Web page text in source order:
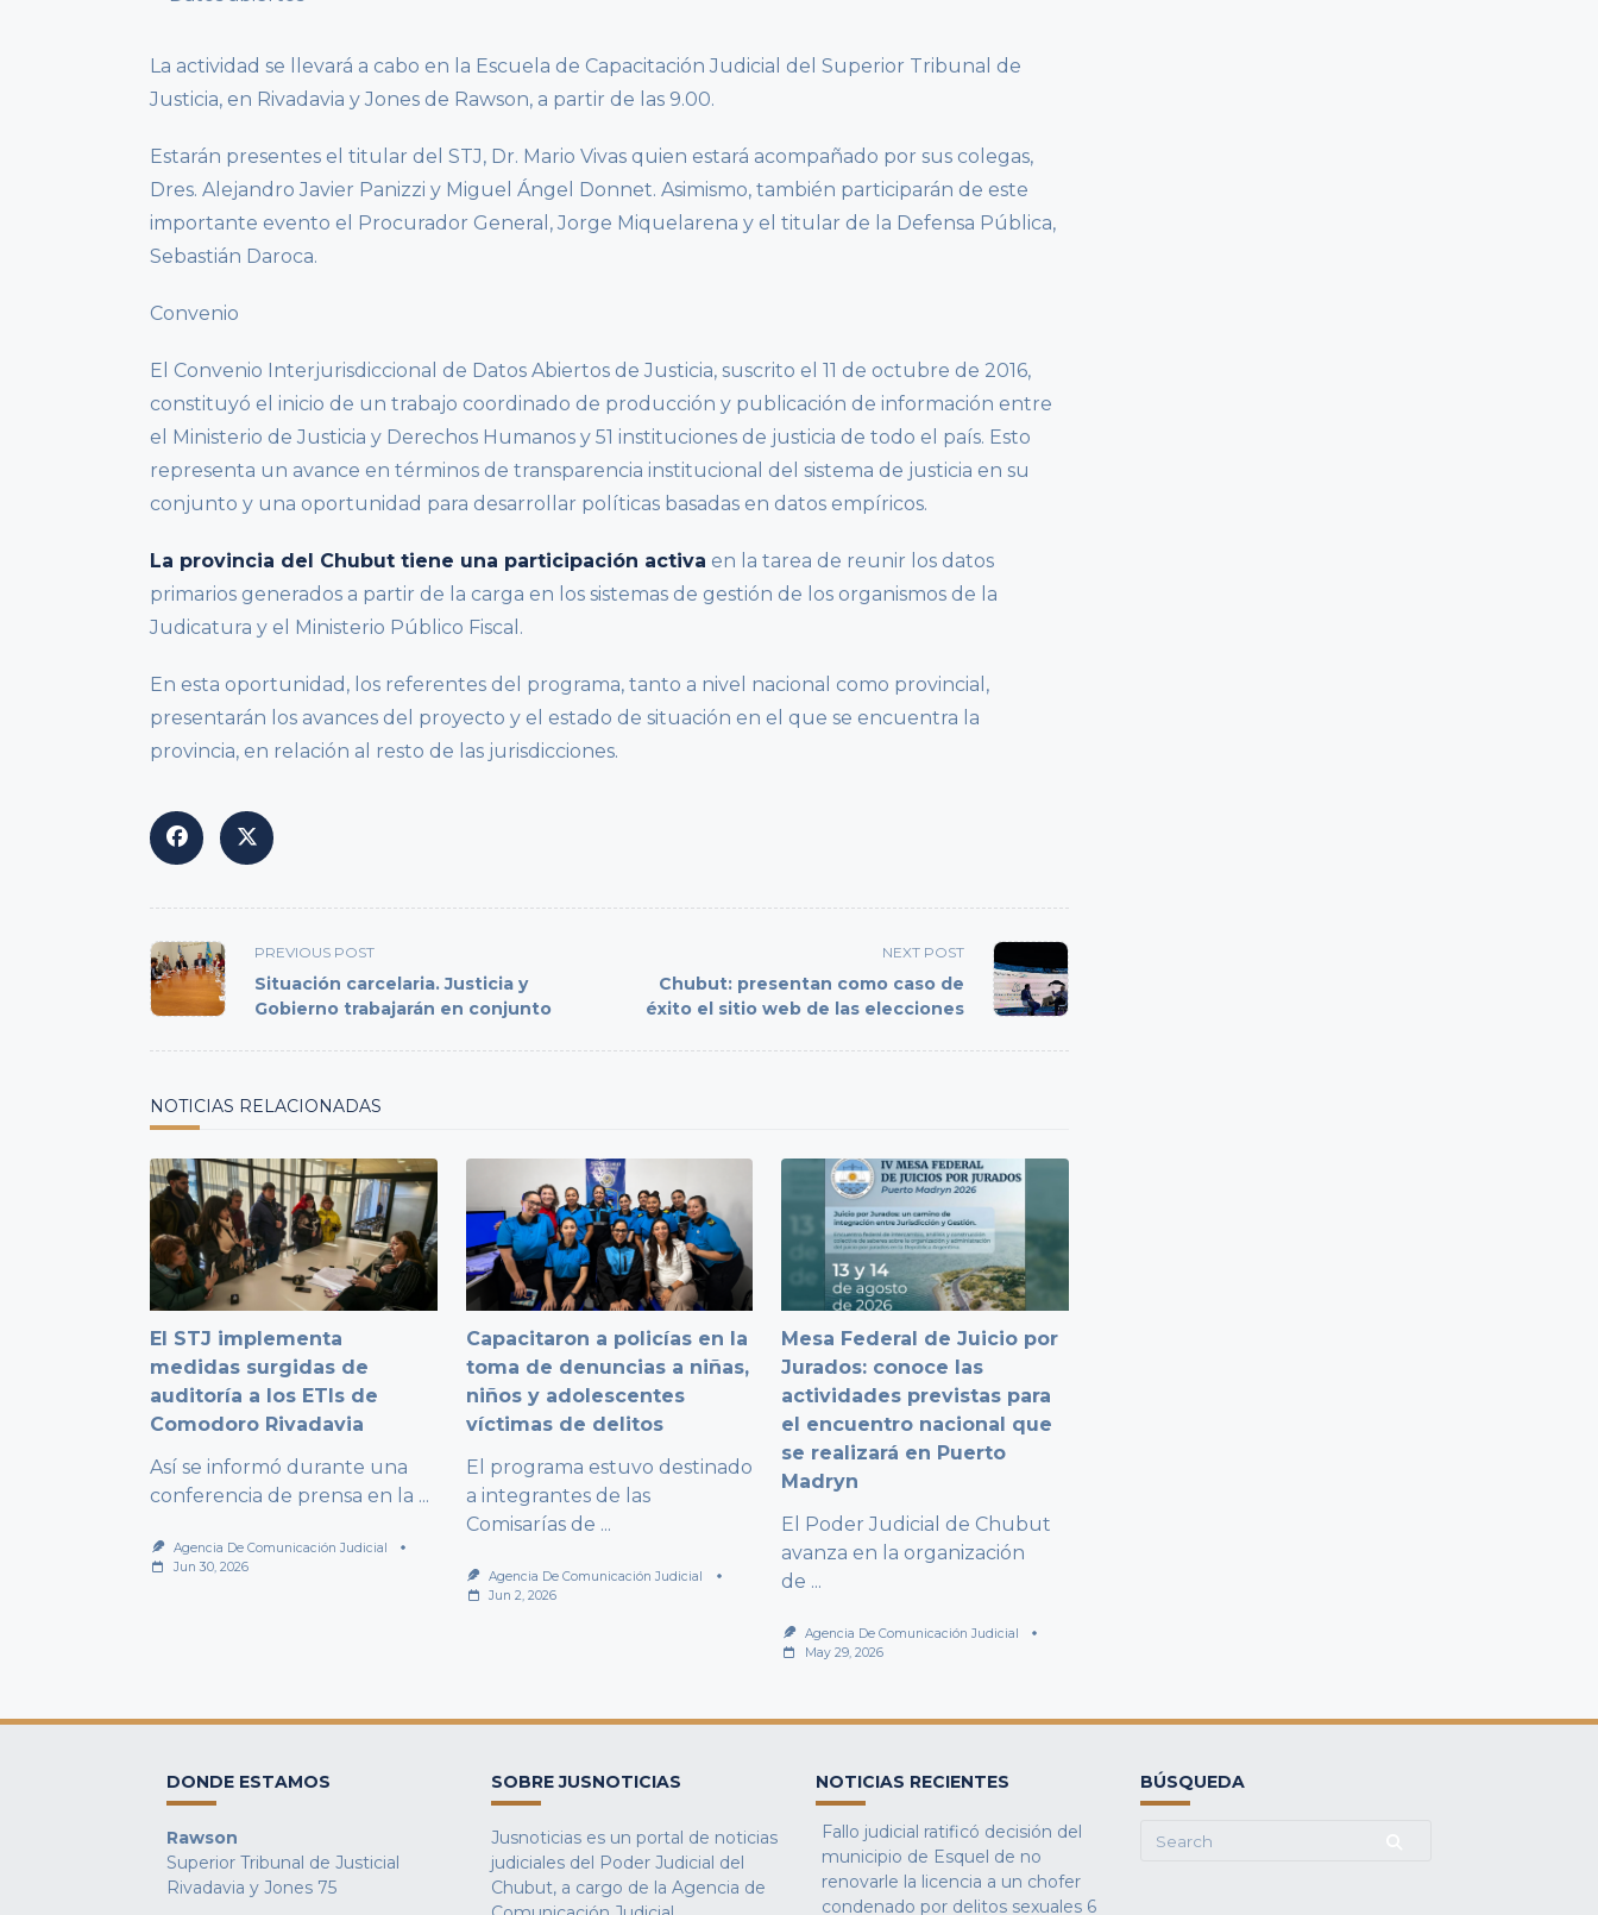
La actividad se llevará a cabo en la Escuela de Capacitación Judicial del Superior Tribunal de
Justicia, en Rivadavia y Jones de Rawson, a partir de las 9.00.
Estarán presentes el titular del STJ, Dr. Mario Vivas quien estará acompañado por sus colegas,
Dres. Alejandro Javier Panizzi y Miguel Ángel Donnet. Asimismo, también participarán de este
importante evento el Procurador General, Jorge Miquelarena y el titular de la Defensa Pública,
Sebastián Daroca.
Convenio
El Convenio Interjurisdiccional de Datos Abiertos de Justicia, suscrito el 11 de octubre de 2016,
constituyó el inicio de un trabajo coordinado de producción y publicación de información entre
el Ministerio de Justicia y Derechos Humanos y 51 instituciones de justicia de todo el país. Esto
representa un avance en términos de transparencia institucional del sistema de justicia en su
conjunto y una oportunidad para desarrollar políticas basadas en datos empíricos.
La provincia del Chubut tiene una participación activa en la tarea de reunir los datos
primarios generados a partir de la carga en los sistemas de gestión de los organismos de la
Judicatura y el Ministerio Público Fiscal.
En esta oportunidad, los referentes del programa, tanto a nivel nacional como provincial,
presentarán los avances del proyecto y el estado de situación en el que se encuentra la
provincia, en relación al resto de las jurisdicciones.
<span
class="nav-
subtitle
PREVIOUS POST
Situación carcelaria. Justicia y
Gobierno trabajarán en conjunto
NEXT POST
Chubut: presentan como caso de
éxito el sitio web de las elecciones
NOTICIAS RELACIONADAS
El STJ implementa
medidas surgidas de
auditoría a los ETIs de
Comodoro Rivadavia
Así se informó durante una
conferencia de prensa en la ...
Agencia De Comunicación Judicial
Jun 30, 2026
Capacitaron a policías en la
toma de denuncias a niñas,
niños y adolescentes
víctimas de delitos
El programa estuvo destinado
a integrantes de las
Comisarías de ...
Agencia De Comunicación Judicial
Jun 2, 2026
Mesa Federal de Juicio por
Jurados: conoce las
actividades previstas para
el encuentro nacional que
se realizará en Puerto
Madryn
El Poder Judicial de Chubut
avanza en la organización
de ...
Agencia De Comunicación Judicial
May 29, 2026
DONDE ESTAMOS
Rawson
Superior Tribunal de Justicial
Rivadavia y Jones 75
SOBRE JUSNOTICIAS
Jusnoticias es un portal de noticias
judiciales del Poder Judicial del
Chubut, a cargo de la Agencia de
NOTICIAS RECIENTES
Fallo judicial ratificó decisión del
municipio de Esquel de no
renovarle la licencia a un chofer
condenado por delitos sexuales 6
BÚSQUEDA
Search